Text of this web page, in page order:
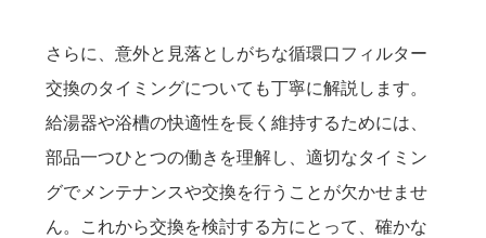
さらに、意外と見落としがちな循環口フィルター
交換のタイミングについても丁寧に解説します。
給湯器や浴槽の快適性を長く維持するためには、
部品一つひとつの働きを理解し、適切なタイミン
グでメンテナンスや交換を行うことが欠かせませ
ん。これから交換を検討する方にとって、確かな